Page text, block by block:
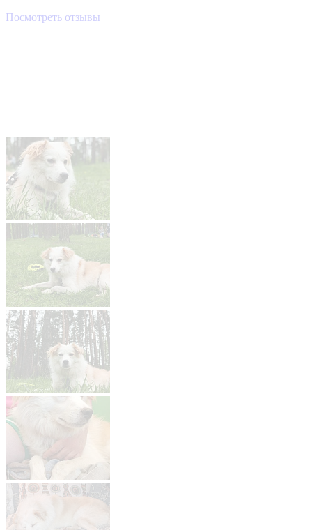
Посмотреть отзывы